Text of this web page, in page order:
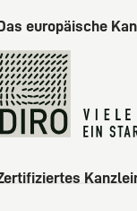
europäische